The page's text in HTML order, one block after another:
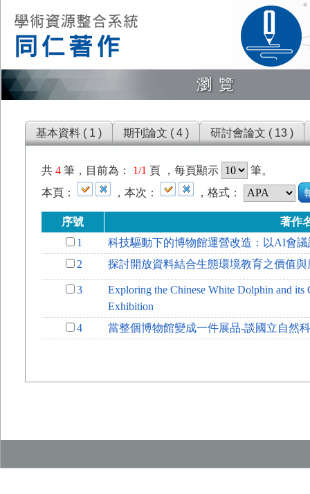
瀏覽
基本資料 ( 1 ) 期刊論文 ( 4 ) 研討會論文 ( 13 )
共 4筆，目前為： 1/1 頁 ，每頁顯示
筆。
本頁：
，本次： ，格式：
序號
著作
1
科技驅動下的博物館運營改造：以AI會
2
探討開放資料結合生態環境教育之價值與
3
Exploring the Chinese White Dolphin and
Exhibition
4
當整個博物館變成一件展品-談國立自然